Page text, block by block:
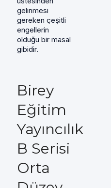
gelinmesi
gereken çeşitli
engellerin
olduğu bir masal
gibidir.
Birey
Eğitim
Yayıncılık
B Serisi
Orta